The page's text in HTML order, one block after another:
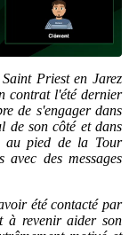
Priest en Jarez
contrat l'été dernier
de s'engager dans
de son côté et dans
au pied de la Tour
des messages
été contacté par
à revenir aider son